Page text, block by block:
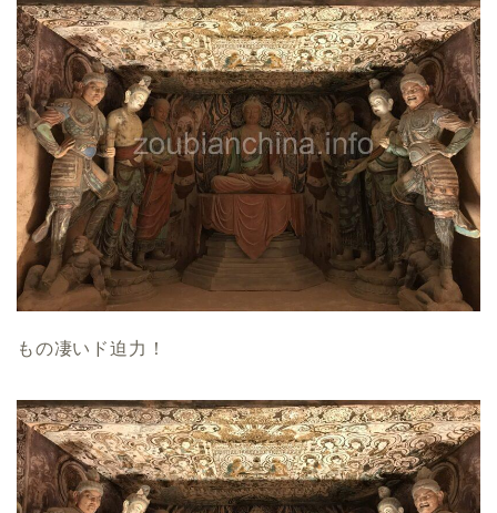
もの凄いド迫力！